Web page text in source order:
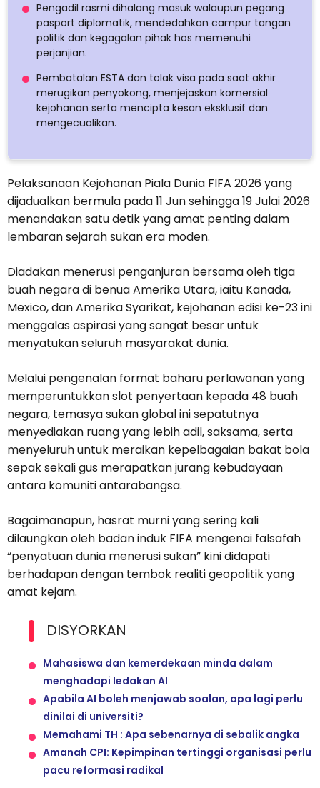
Pengadil rasmi dihalang masuk walaupun pegang
pasport diplomatik, mendedahkan campur tangan
politik dan kegagalan pihak hos memenuhi
perjanjian.
Pembatalan ESTA dan tolak visa pada saat akhir
merugikan penyokong, menjejaskan komersial
kejohanan serta mencipta kesan eksklusif dan
mengecualikan.
Pelaksanaan Kejohanan Piala Dunia FIFA 2026 yang
dijadualkan bermula pada 11 Jun sehingga 19 Julai 2026
menandakan satu detik yang amat penting dalam
lembaran sejarah sukan era moden.
Diadakan menerusi penganjuran bersama oleh tiga
buah negara di benua Amerika Utara, iaitu Kanada,
Mexico, dan Amerika Syarikat, kejohanan edisi ke-23 ini
menggalas aspirasi yang sangat besar untuk
menyatukan seluruh masyarakat dunia.
Melalui pengenalan format baharu perlawanan yang
memperuntukkan slot penyertaan kepada 48 buah
negara, temasya sukan global ini sepatutnya
menyediakan ruang yang lebih adil, saksama, serta
menyeluruh untuk meraikan kepelbagaian bakat bola
sepak sekali gus merapatkan jurang kebudayaan
antara komuniti antarabangsa.
Bagaimanapun, hasrat murni yang sering kali
dilaungkan oleh badan induk FIFA mengenai falsafah
“penyatuan dunia menerusi sukan” kini didapati
berhadapan dengan tembok realiti geopolitik yang
amat kejam.
DISYORKAN
Mahasiswa dan kemerdekaan minda dalam
menghadapi ledakan AI
Apabila AI boleh menjawab soalan, apa lagi perlu
dinilai di universiti?
Memahami TH : Apa sebenarnya di sebalik angka
Amanah CPI: Kepimpinan tertinggi organisasi perlu
pacu reformasi radikal